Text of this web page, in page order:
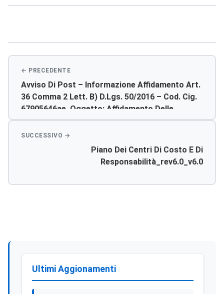
Avviso Di Post – Informazione Affidamento Art.
36 Comma 2 Lett. B) D.lgs. 50/2016 – Cod. Cig.
67905646ae. Oggetto: Affidamento Delle
Attività Di Servizio Prevenzione Incendi, Lotta
Antincendio E Gestione Delle Emergenze H24
Per I Pp.oo.dell’ A.s.p. Di Agrigento.
Piano Dei Centri Di Costo E Di
Responsabilità_rev6.0_v6.0
Ultimi Aggionamenti